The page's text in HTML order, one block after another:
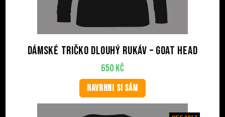
Dámské tričko dlouhý rukáv – Goat Head
650 Kč
NAVRHNI SI SÁM